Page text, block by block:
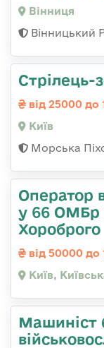
Вінниця
Вінницький
Стpілець-
від 25000 до
Київ
Морська
Оператор
у 66 ОМБр
Хороброго
від 50000 до
Київ,
Машиніст